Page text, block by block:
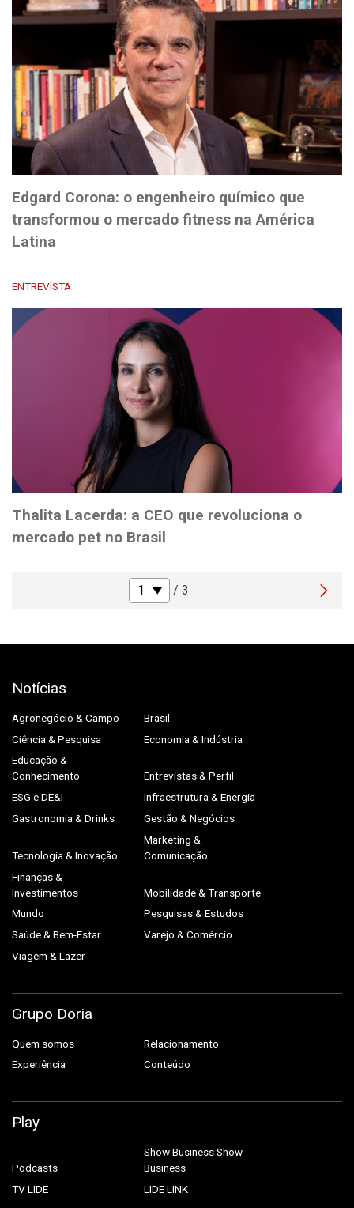
Edgard Corona: o engenheiro químico que
transformou o mercado fitness na América
Latina
ENTREVISTA
Thalita Lacerda: a CEO que revoluciona o
mercado pet no Brasil
/ 3
Notícias
Agronegócio & Campo
Brasil
Ciência & Pesquisa
Economia & Indústria
Educação &
Conhecimento
Entrevistas & Perfil
ESG e DE&I
Infraestrutura & Energia
Gastronomia & Drinks
Gestão & Negócios
Tecnologia & Inovação
Marketing &
Comunicação
Finanças &
Investimentos
Mobilidade & Transporte
Mundo
Pesquisas & Estudos
Saúde & Bem-Estar
Varejo & Comércio
Viagem & Lazer
Grupo Doria
Quem somos
Relacionamento
Experiência
Conteúdo
Play
Podcasts
Show BusinessShow
Business
TV LIDE
LIDE LINK